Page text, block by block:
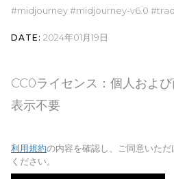
midjourney
midjourney-v6.0
DATE: 2024年01月19日
CC0ライセンス：個人およ
表示不要
利用規約の内容を確認し、ご同意いた
ください。